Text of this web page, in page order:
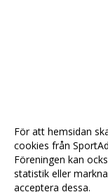
För att hemsidan
cookies från
Föreningen kan
statistik eller
acceptera dessa.